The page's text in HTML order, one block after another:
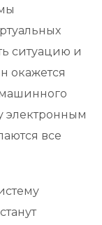
ситуацию и
окажется
электронным
все